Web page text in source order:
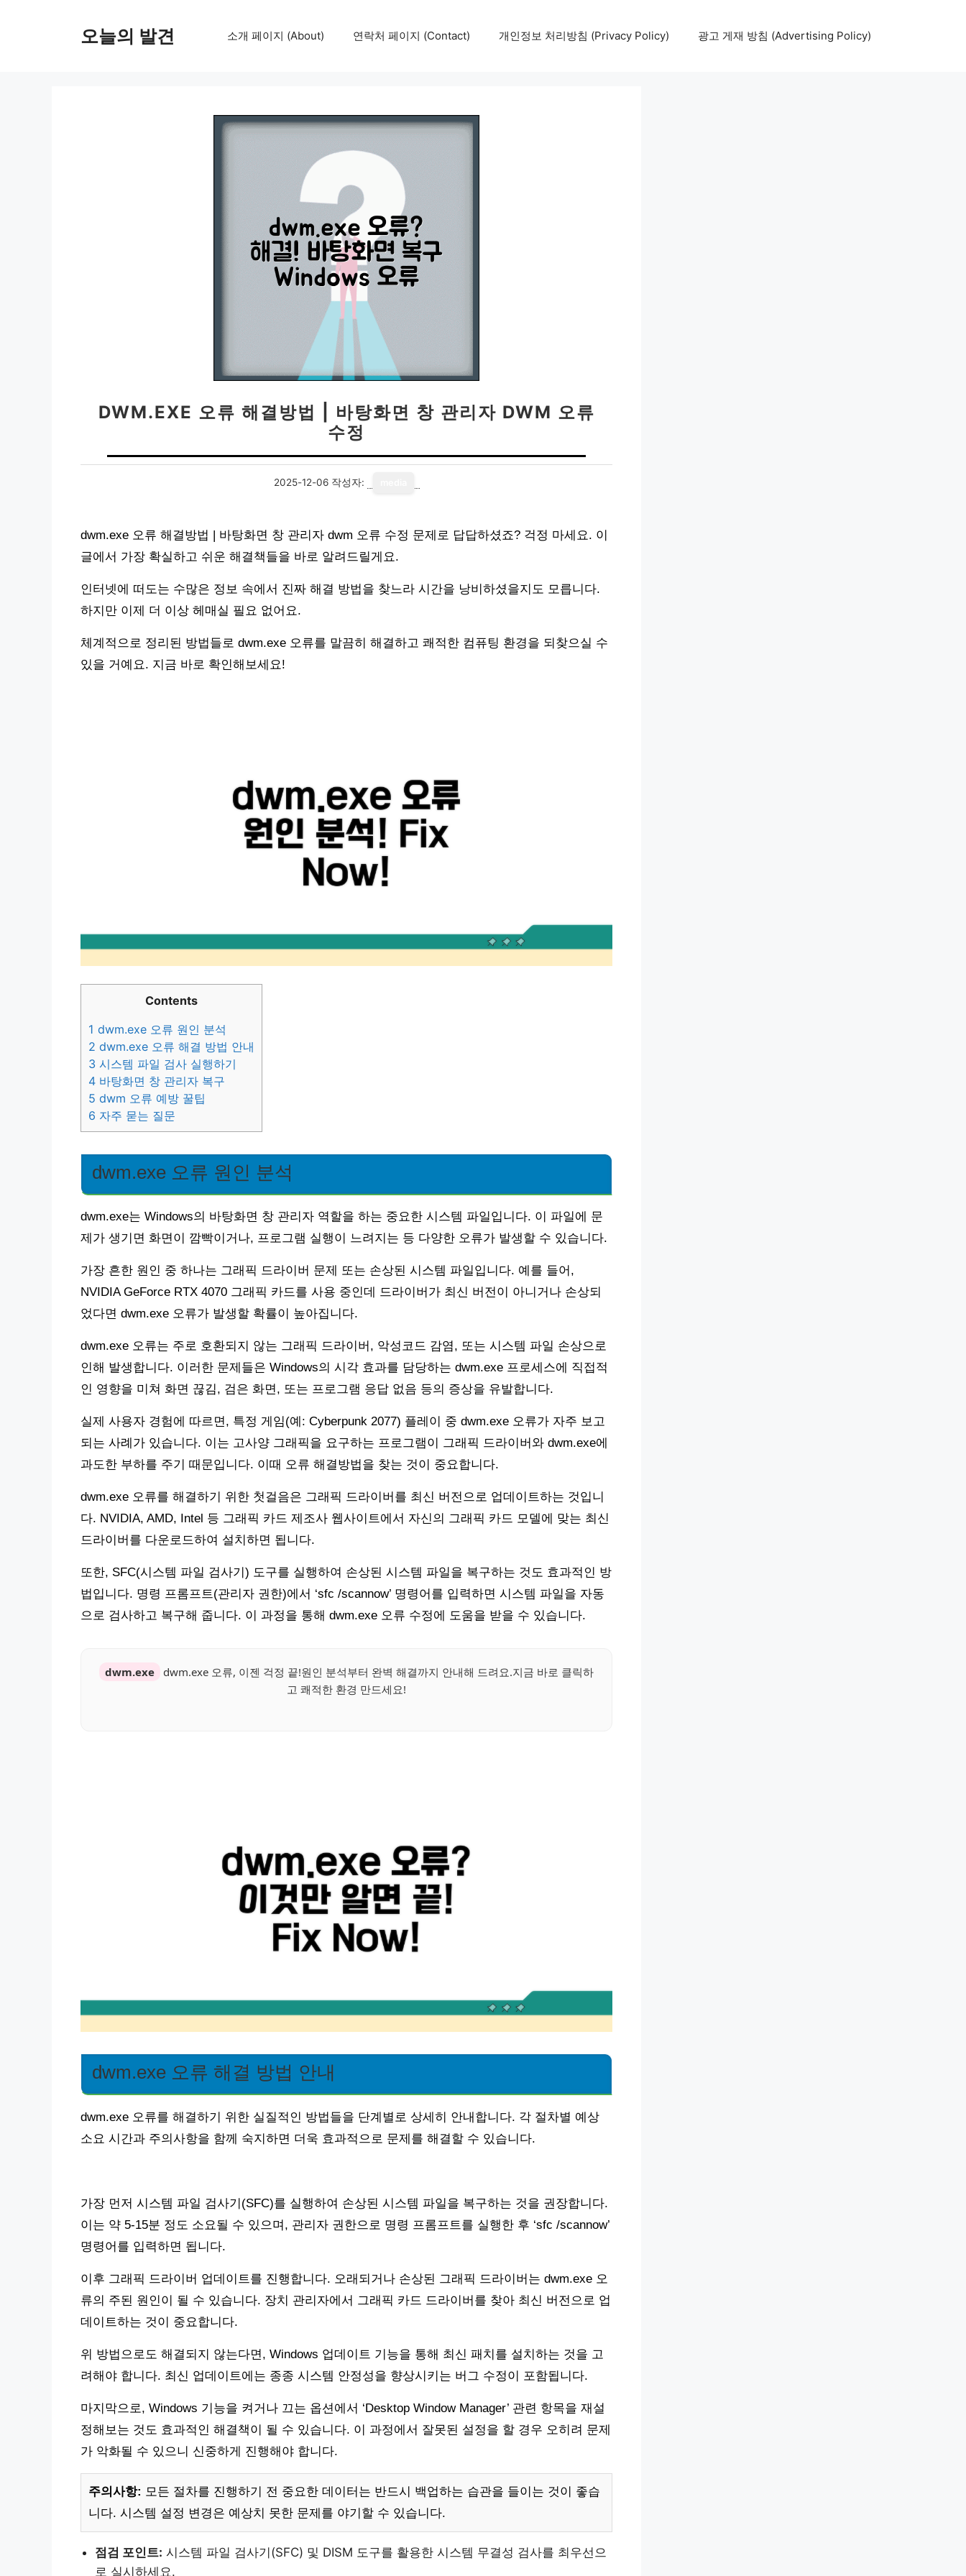
오늘의 발견 소개 페이지 (About) 연락처 페이지 (Contact) 개인정보 처리방침 (Privacy Policy) 광고 게재 방침 (Advertising Policy)
DWM.EXE 오류 해결방법 | 바탕화면 창 관리자 DWM 오류
수정
2025-12-06 작성자:
dwm.exe 오류 해결방법 | 바탕화면 창 관리자 dwm 오류 수정 문제로 답답하셨죠? 걱정 마세요. 이
글에서 가장 확실하고 쉬운 해결책들을 바로 알려드릴게요.
인터넷에 떠도는 수많은 정보 속에서 진짜 해결 방법을 찾느라 시간을 낭비하셨을지도 모릅니다.
하지만 이제 더 이상 헤매실 필요 없어요.
체계적으로 정리된 방법들로 dwm.exe 오류를 말끔히 해결하고 쾌적한 컴퓨팅 환경을 되찾으실 수
있을 거예요. 지금 바로 확인해보세요!
Contents
1 dwm.exe 오류 원인 분석
2 dwm.exe 오류 해결 방법 안내
3 시스템 파일 검사 실행하기
4 바탕화면 창 관리자 복구
5 dwm 오류 예방 꿀팁
6 자주 묻는 질문
dwm.exe 오류 원인 분석
dwm.exe는 Windows의 바탕화면 창 관리자 역할을 하는 중요한 시스템 파일입니다. 이 파일에 문
제가 생기면 화면이 깜빡이거나, 프로그램 실행이 느려지는 등 다양한 오류가 발생할 수 있습니다.
가장 흔한 원인 중 하나는 그래픽 드라이버 문제 또는 손상된 시스템 파일입니다. 예를 들어,
NVIDIA GeForce RTX 4070 그래픽 카드를 사용 중인데 드라이버가 최신 버전이 아니거나 손상되
었다면 dwm.exe 오류가 발생할 확률이 높아집니다.
dwm.exe 오류는 주로 호환되지 않는 그래픽 드라이버, 악성코드 감염, 또는 시스템 파일 손상으로
인해 발생합니다. 이러한 문제들은 Windows의 시각 효과를 담당하는 dwm.exe 프로세스에 직접적
인 영향을 미쳐 화면 끊김, 검은 화면, 또는 프로그램 응답 없음 등의 증상을 유발합니다.
실제 사용자 경험에 따르면, 특정 게임(예: Cyberpunk 2077) 플레이 중 dwm.exe 오류가 자주 보고
되는 사례가 있습니다. 이는 고사양 그래픽을 요구하는 프로그램이 그래픽 드라이버와 dwm.exe에
과도한 부하를 주기 때문입니다. 이때 오류 해결방법을 찾는 것이 중요합니다.
dwm.exe 오류를 해결하기 위한 첫걸음은 그래픽 드라이버를 최신 버전으로 업데이트하는 것입니
다. NVIDIA, AMD, Intel 등 그래픽 카드 제조사 웹사이트에서 자신의 그래픽 카드 모델에 맞는 최신
드라이버를 다운로드하여 설치하면 됩니다.
또한, SFC(시스템 파일 검사기) 도구를 실행하여 손상된 시스템 파일을 복구하는 것도 효과적인 방
법입니다. 명령 프롬프트(관리자 권한)에서 ‘sfc /scannow’ 명령어를 입력하면 시스템 파일을 자동
으로 검사하고 복구해 줍니다. 이 과정을 통해 dwm.exe 오류 수정에 도움을 받을 수 있습니다.
dwm.exe
dwm.exe 오류, 이젠 걱정 끝!원인 분석부터 완벽 해결까지 안내해 드려요.지금 바로 클릭하
고 쾌적한 환경 만드세요!
dwm.exe 오류 해결 방법 안내
dwm.exe 오류를 해결하기 위한 실질적인 방법들을 단계별로 상세히 안내합니다. 각 절차별 예상
소요 시간과 주의사항을 함께 숙지하면 더욱 효과적으로 문제를 해결할 수 있습니다.
가장 먼저 시스템 파일 검사기(SFC)를 실행하여 손상된 시스템 파일을 복구하는 것을 권장합니다.
이는 약 5-15분 정도 소요될 수 있으며, 관리자 권한으로 명령 프롬프트를 실행한 후 ‘sfc /scannow’
명령어를 입력하면 됩니다.
이후 그래픽 드라이버 업데이트를 진행합니다. 오래되거나 손상된 그래픽 드라이버는 dwm.exe 오
류의 주된 원인이 될 수 있습니다. 장치 관리자에서 그래픽 카드 드라이버를 찾아 최신 버전으로 업
데이트하는 것이 중요합니다.
위 방법으로도 해결되지 않는다면, Windows 업데이트 기능을 통해 최신 패치를 설치하는 것을 고
려해야 합니다. 최신 업데이트에는 종종 시스템 안정성을 향상시키는 버그 수정이 포함됩니다.
마지막으로, Windows 기능을 켜거나 끄는 옵션에서 ‘Desktop Window Manager’ 관련 항목을 재설
정해보는 것도 효과적인 해결책이 될 수 있습니다. 이 과정에서 잘못된 설정을 할 경우 오히려 문제
가 악화될 수 있으니 신중하게 진행해야 합니다.
주의사항: 모든 절차를 진행하기 전 중요한 데이터는 반드시 백업하는 습관을 들이는 것이 좋습
니다. 시스템 설정 변경은 예상치 못한 문제를 야기할 수 있습니다.
점검 포인트: 시스템 파일 검사기(SFC) 및 DISM 도구를 활용한 시스템 무결성 검사를 최우선으
로 실시하세요.